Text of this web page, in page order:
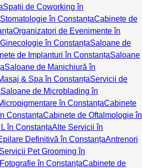
Spații de Coworking în
în ConstanțaCabinete de
Organizatori de Evenimente în
în ConstanțaSaloane de
de Implanturi în ConstanțaSaloane
Saloane de Manichiură în
& Spa în ConstanțaServicii de
Saloane de Microblading în
în ConstanțaCabinete
ConstanțaCabinete de Oftalmologie în
în ConstanțaAlte Servicii în
Definitivă în ConstanțaAntrenori
Servicii Pet Grooming în
în ConstanțaCabinete de